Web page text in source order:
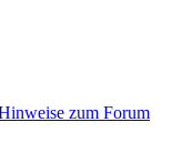
zum Forum